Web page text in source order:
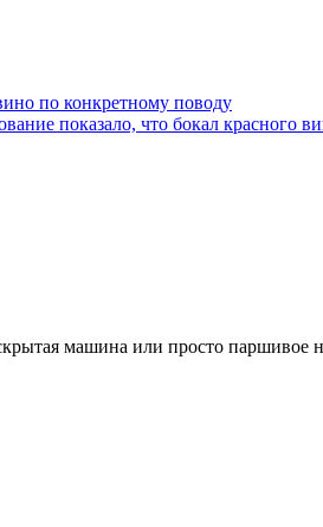
по конкретному поводу
показало, что бокал красного
машина или просто паршивое